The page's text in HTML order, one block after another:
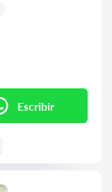
Escribir